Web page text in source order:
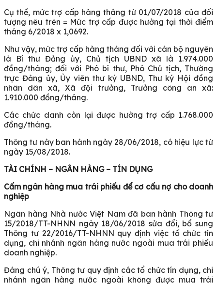
Cụ thể, mức trợ cấp hàng tháng từ 01/07/2018 của đối
tượng nêu trên = Mức trợ cấp được hưởng tại thời điểm
tháng 6/2018 x 1,0692.
Như vậy, mức trợ cấp hàng tháng đối với cán bộ nguyên
là Bí thư Đảng ủy, Chủ tịch UBND xã là 1.974.000
đồng/tháng; đối với Phó bí thư, Phó Chủ tịch, Thường
trực Đảng ủy, Ủy viên thư ký UBND, Thư ký Hội đồng
nhân dân xã, Xã đội trưởng, Trưởng công an xã:
1.910.000 đồng/tháng.
Các chức danh còn lại được hưởng trợ cấp 1.768.000
đồng/tháng.
Thông tư này ban hành ngày 28/06/2018, có hiệu lực từ
ngày 15/08/2018.
TÀI CHÍNH – NGÂN HÀNG – TÍN DỤNG
Cấm ngân hàng mua trái phiếu để cơ cấu nợ cho doanh
nghiệp
Ngân hàng Nhà nước Việt Nam đã ban hành Thông tư
15/2018/TT-NHNN ngày 18/06/2018 sửa đổi, bổ sung
Thông tư 22/2016/TT-NHNN quy định việc tổ chức tín
dụng, chi nhánh ngân hàng nước ngoài mua trái phiếu
doanh nghiệp.
Đáng chú ý, Thông tư quy định các tổ chức tín dụng, chi
nhánh ngân hàng nước ngoài không được mua trái